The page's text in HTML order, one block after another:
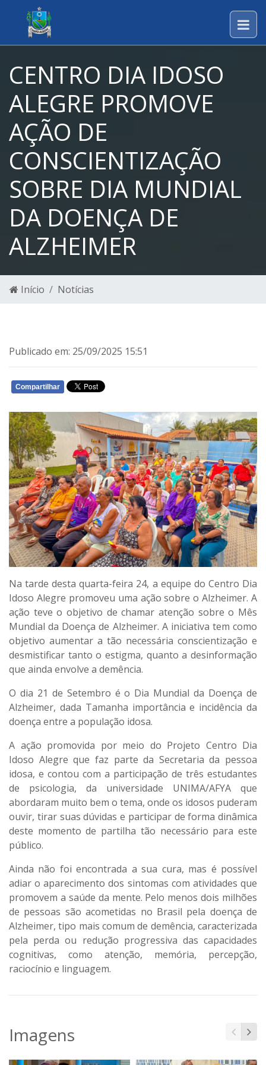
CENTRO DIA IDOSO
ALEGRE PROMOVE
AÇÃO DE
CONSCIENTIZAÇÃO
SOBRE DIA MUNDIAL
DA DOENÇA DE
ALZHEIMER
Início Notícias
Publicado em: 25/09/2025 15:51
Compartilhar
Na tarde desta quarta-feira 24, a equipe do Centro Dia
Idoso Alegre promoveu uma ação sobre o Alzheimer. A
ação teve o objetivo de chamar atenção sobre o Mês
Mundial da Doença de Alzheimer. A iniciativa tem como
objetivo aumentar a tão necessária conscientização e
desmistificar tanto o estigma, quanto a desinformação
que ainda envolve a demência.
O dia 21 de Setembro é o Dia Mundial da Doença de
Alzheimer, dada Tamanha importância e incidência da
doença entre a população idosa.
A ação promovida por meio do Projeto Centro Dia
Idoso Alegre que faz parte da Secretaria da pessoa
idosa, e contou com a participação de três estudantes
de psicologia, da universidade UNIMA/AFYA que
abordaram muito bem o tema, onde os idosos puderam
ouvir, tirar suas dúvidas e participar de forma dinâmica
deste momento de partilha tão necessário para este
público.
Ainda não foi encontrada a sua cura, mas é possível
adiar o aparecimento dos sintomas com atividades que
promovem a saúde da mente. Pelo menos dois milhões
de pessoas são acometidas no Brasil pela doença de
Alzheimer, tipo mais comum de demência, caracterizada
pela perda ou redução progressiva das capacidades
cognitivas, como atenção, memória, percepção,
raciocínio e linguagem.
Imagens